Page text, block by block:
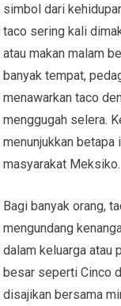
simbol dari
taco sering kali
atau makan malam
banyak tempat,
menawarkan taco
menggugah selera.
menunjukkan betapa
masyarakat Meksiko.
Bagi banyak orang,
mengundang
dalam keluarga atau
besar seperti Cinco
disajikan bersama